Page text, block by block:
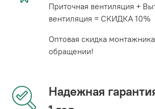
Приточная вентиляция +
вентиляция = СКИДКА 10%
Оптовая скидка
обращении!
Надежная